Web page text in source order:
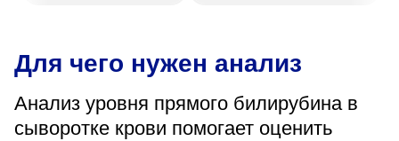
Суббота 08:00–16:00
Регистратура
+7 (4742) 55-55-43
Для чего нужен анализ
Анализ уровня прямого билирубина в
сыворотке крови помогает оценить